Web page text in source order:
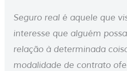
Seguro real é aquele que
interesse que alguém
relação à determinada
modalidade de contrato